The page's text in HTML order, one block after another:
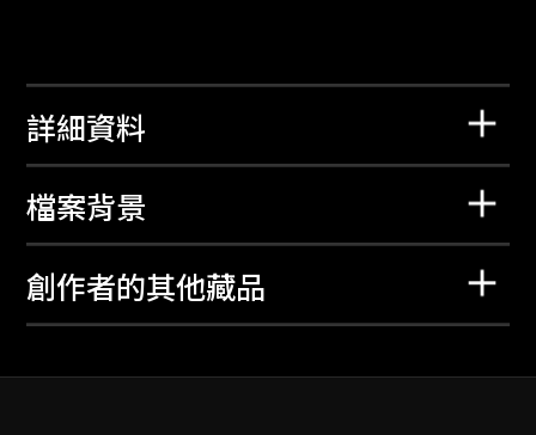
詳細資料
檔案背景
創作者的其他藏品